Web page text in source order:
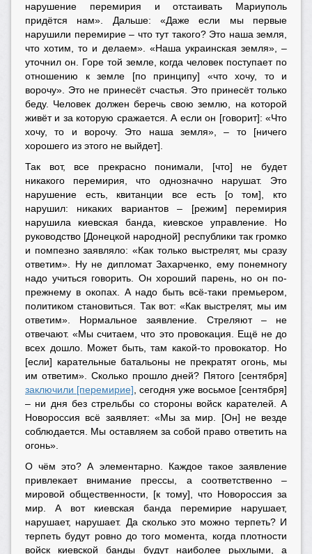
нарушение перемирия и отстаивать Мариуполь
придётся нам». Дальше: «Даже если мы первые
нарушили перемирие – что тут такого? Это наша земля,
что хотим, то и делаем». «Наша украинская земля», –
уточнил он. Горе той земле, когда человек поступает по
отношению к земле [по принципу] «что хочу, то и
ворочу». Это не принесёт счастья. Это принесёт только
беду. Человек должен беречь свою землю, на которой
живёт и за которую сражается. А если он [говорит]: «Что
хочу, то и ворочу. Это наша земля», – то [ничего
хорошего из этого не выйдет].
Так вот, все прекрасно понимали, [что] не будет
никакого перемирия, что однозначно нарушат. Это
нарушение есть, квитанции все есть [о том], кто
нарушил: никаких вариантов – [режим] перемирия
нарушила киевская банда, киевское управление. Но
руководство [Донецкой народной] республики так громко
и помпезно заявляло: «Как только выстрелят, мы сразу
ответим». Ну не дипломат Захарченко, ему понемногу
надо учиться говорить. Он хороший парень, но он по-
прежнему в окопах. А надо быть всё-таки премьером,
политиком становиться. Так вот: «Как выстрелят, мы им
ответим». Нормальное заявление. Стреляют – не
отвечают. «Мы считаем, что это провокация. Ещё не до
всех дошло. Может быть, там какой-то провокатор. Но
[если] карательные батальоны не прекратят огонь, мы
им ответим». Сколько прошло дней? Пятого [сентября]
заключили [перемирие] , сегодня уже восьмое [сентября]
– ни дня без стрельбы со стороны войск карателей. А
Новороссия всё заявляет: «Мы за мир. [Он] не везде
соблюдается. Мы оставляем за собой право ответить на
огонь».
О чём это? А элементарно. Каждое такое заявление
привлекает внимание прессы, а соответственно –
мировой общественности, [к тому], что Новороссия за
мир. А вот киевская банда перемирие нарушает,
нарушает, нарушает. Да сколько это можно терпеть? И
терпеть будут ровно до того момента, когда плотности
войск киевской банды будут наиболее рыхлыми, а